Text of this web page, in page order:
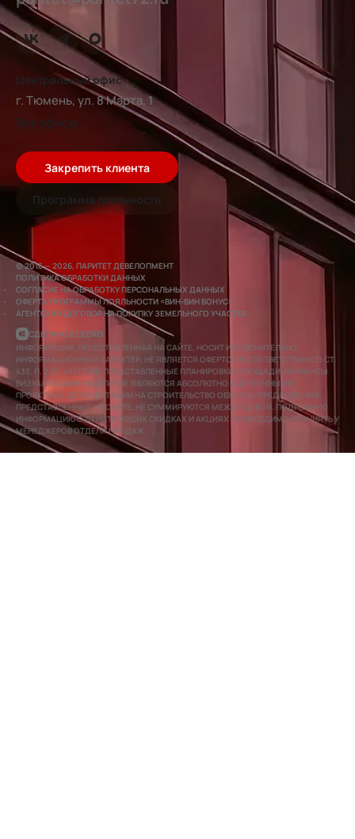
Центральный офис
г. Тюмень, ул. 8 Марта, 1
Все офисы
Закрепить клиента
Программа лояльности
© 2016 — 2026, ПАРИТЕТ ДЕВЕЛОПМЕНТ
ПОЛИТИКА ОБРАБОТКИ ДАННЫХ
СОГЛАСИЕ НА ОБРАБОТКУ ПЕРСОНАЛЬНЫХ ДАННЫХ
ОФЕРТА ПРОГРАММЫ ЛОЯЛЬНОСТИ «ВИН-ВИН БОНУС»
АГЕНТСКИЙ ДОГОВОР НА ПОКУПКУ ЗЕМЕЛЬНОГО УЧАСТКА
СДЕЛАНО В CEDRO
ИНФОРМАЦИЯ, ПРЕДСТАВЛЕННАЯ НА САЙТЕ, НОСИТ ИСКЛЮЧИТЕЛЬНО
ИНФОРМАЦИОННЫЙ ХАРАКТЕР, НЕ ЯВЛЯЕТСЯ ОФЕРТОЙ В СООТВЕТСТВИИ СО СТ.
435, П. 2 СТ. 437 ГК РФ. ПРЕДСТАВЛЕННЫЕ ПЛАНИРОВКИ, ПЛОЩАДИ, ВАРИАНТЫ
ВИЗУАЛИЗАЦИИ КВАРТИР НЕ ЯВЛЯЮТСЯ АБСОЛЮТНО ИДЕНТИЧНЫМИ
ПРОЕКТНОЙ ДОКУМЕНТАЦИИ НА СТРОИТЕЛЬСТВО ОБЪЕКТА. ПРЕДЛОЖЕНИЯ,
ПРЕДСТАВЛЕННЫЕ НА САЙТЕ, НЕ СУММИРУЮТСЯ МЕЖДУ СОБОЙ. ПОДРОБНУЮ
ИНФОРМАЦИЮ О ДЕЙСТВУЮЩИХ СКИДКАХ И АКЦИЯХ НЕОБХОДИМО УТОЧНЯТЬ У
МЕНЕДЖЕРОВ ОТДЕЛА ПРОДАЖ.